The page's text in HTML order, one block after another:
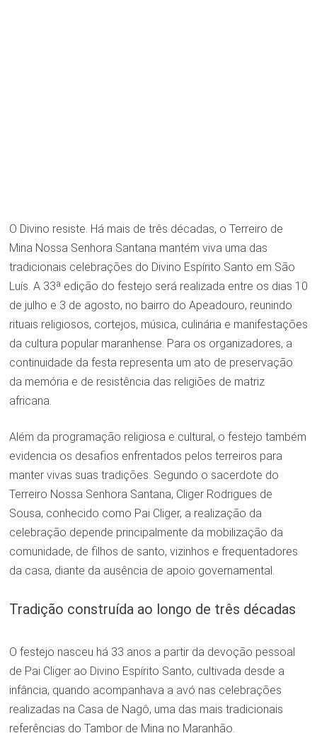
O Divino resiste. Há mais de três décadas, o Terreiro de
Mina Nossa Senhora Santana mantém viva uma das
tradicionais celebrações do Divino Espírito Santo em São
Luís. A 33ª edição do festejo será realizada entre os dias 10
de julho e 3 de agosto, no bairro do Apeadouro, reunindo
rituais religiosos, cortejos, música, culinária e manifestações
da cultura popular maranhense. Para os organizadores, a
continuidade da festa representa um ato de preservação
da memória e de resistência das religiões de matriz
africana.
Além da programação religiosa e cultural, o festejo também
evidencia os desafios enfrentados pelos terreiros para
manter vivas suas tradições. Segundo o sacerdote do
Terreiro Nossa Senhora Santana, Cliger Rodrigues de
Sousa, conhecido como Pai Cliger, a realização da
celebração depende principalmente da mobilização da
comunidade, de filhos de santo, vizinhos e frequentadores
da casa, diante da ausência de apoio governamental.
Tradição construída ao longo de três décadas
O festejo nasceu há 33 anos a partir da devoção pessoal
de Pai Cliger ao Divino Espírito Santo, cultivada desde a
infância, quando acompanhava a avó nas celebrações
realizadas na Casa de Nagô, uma das mais tradicionais
referências do Tambor de Mina no Maranhão.